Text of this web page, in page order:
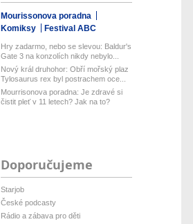
Mourissonova poradna
Komiksy
Festival ABC
Hry zadarmo, nebo se slevou: Baldur's
Gate 3 na konzolích nikdy nebylo...
Nový král druhohor: Obří mořský plaz
Tylosaurus rex byl postrachem oce...
Mourrisonova poradna: Je zdravé si
čistit pleť v 11 letech? Jak na to?
Doporučujeme
Starjob
České podcasty
Rádio a zábava pro děti